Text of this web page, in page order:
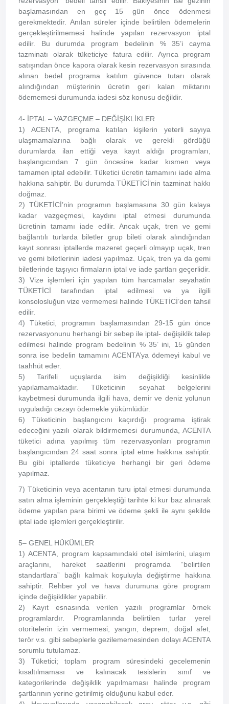
başlamasından en geç 15 gün önce ödenmesi
gerekmektedir. Anılan süreler içinde belirtilen ödemelerin
gerçekleştirilmemesi halinde yapılan rezervasyon iptal
edilir. Bu durumda program bedelinin % 35’i cayma
tazminatı olarak tüketiciye fatura edilir. Ayrıca program
satışından önce kapora olarak kesin rezervasyon sırasında
alınan bedel programa katılım güvence tutarı olarak
alındığından müşterinin ücretin geri kalan miktarını
ödememesi durumunda iadesi söz konusu değildir.
4- İPTAL – VAZGEÇME – DEĞİŞİKLİKLER
1) ACENTA, programa katılan kişilerin yeterli sayıya
ulaşmamalarına bağlı olarak ve gerekli gördüğü
durumlarda ilan ettiği veya kayıt aldığı programları,
başlangıcından 7 gün öncesine kadar kısmen veya
tamamen iptal edebilir. Tüketici ücretin tamamını iade alma
hakkına sahiptir. Bu durumda TÜKETİCİ’nin tazminat hakkı
doğmaz.
2) TÜKETİCİ’nin programın başlamasına 30 gün kalaya
kadar vazgeçmesi, kaydını iptal etmesi durumunda
ücretinin tamamı iade edilir. Ancak uçak, tren ve gemi
bağlantılı turlarda biletler grup bileti olarak alındığından
kayıt sonrası iptallerde mazeret geçerli olmayıp uçak, tren
ve gemi biletlerinin iadesi yapılmaz. Uçak, tren ya da gemi
biletlerinde taşıyıcı firmaların iptal ve iade şartları geçerlidir.
3) Vize işlemleri için yapılan tüm harcamalar seyahatin
TÜKETİCİ tarafından iptal edilmesi ve ya ilgili
konsolosluğun vize vermemesi halinde TÜKETİCİ’den tahsil
edilir.
4) Tüketici, programın başlamasından 29-15 gün önce
rezervasyonunu herhangi bir sebep ile iptal- değişiklik talep
edilmesi halinde program bedelinin % 35’ ini, 15 günden
sonra ise bedelin tamamını ACENTA’ya ödemeyi kabul ve
taahhüt eder.
5) Tarifeli uçuşlarda isim değişikliği kesinlikle
yapılamamaktadır. Tüketicinin seyahat belgelerini
kaybetmesi durumunda ilgili hava, demir ve deniz yolunun
uyguladığı cezayı ödemekle yükümlüdür.
6) Tüketicinin başlangıcını kaçırdığı programa iştirak
edeceğini yazılı olarak bildirmemesi durumunda, ACENTA
tüketici adına yapılmış tüm rezervasyonları programın
başlangıcından 24 saat sonra iptal etme hakkına sahiptir.
Bu gibi iptallerde tüketiciye herhangi bir geri ödeme
yapılmaz.
7) Tüketicinin veya acentanın turu iptal etmesi durumunda
satın alma işleminin gerçekleştiği tarihte ki kur baz alınarak
ödeme yapılan para birimi ve ödeme şekli ile aynı şekilde
iptal iade işlemleri gerçekleştirilir.
5– GENEL HÜKÜMLER
1) ACENTA, program kapsamındaki otel isimlerini, ulaşım
araçlarını, hareket saatlerini programda “belirtilen
standartlara” bağlı kalmak koşuluyla değiştirme hakkına
sahiptir. Rehber yol ve hava durumuna göre program
içinde değişiklikler yapabilir.
2) Kayıt esnasında verilen yazılı programlar örnek
programlardır. Programlarında belirtilen turlar yerel
otoritelerin izin vermemesi, yangın, deprem, doğal afet,
terör v.s. gibi sebeplerle gezilememesinden dolayı ACENTA
sorumlu tutulamaz.
3) Tüketici; toplam program süresindeki gecelemenin
kısaltılmaması ve kalınacak tesislerin sınıf ve
kategorilerinde değişiklik yapılmaması halinde program
şartlarının yerine getirilmiş olduğunu kabul eder.